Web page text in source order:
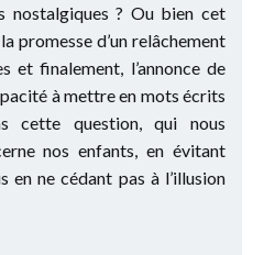
nostalgiques ? Ou bien cet
promesse d’un relâchement
et finalement, l’annonce de
à mettre en mots écrits
cette question, qui nous
nos enfants, en évitant
en ne cédant pas à l’illusion